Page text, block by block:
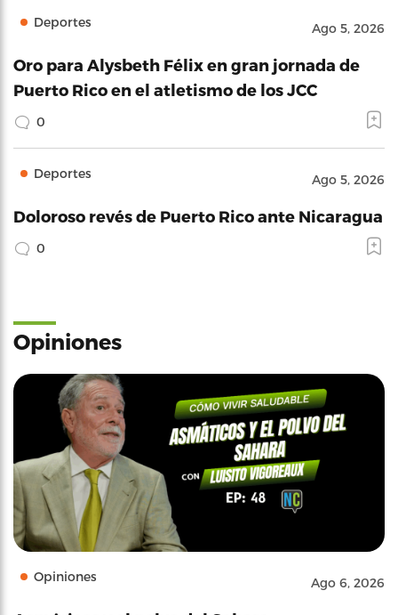
Deportes Ago 5, 2026
Oro para Alysbeth Félix en gran jornada de
Puerto Rico en el atletismo de los JCC
0
Deportes Ago 5, 2026
Doloroso revés de Puerto Rico ante Nicaragua
0
Opiniones
Opiniones Ago 6, 2026